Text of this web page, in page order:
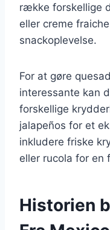
række forskellige
eller creme
snackoplevelse.
For at gøre
interessante kan
forskellige
jalapeños for et
inkludere friske
eller rucola for en
Historien